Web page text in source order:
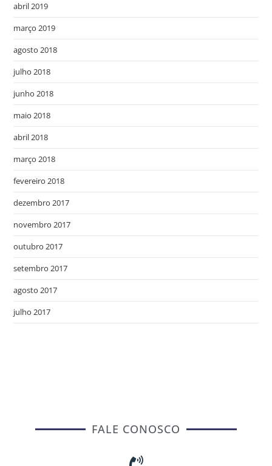
abril 2019
março 2019
agosto 2018
julho 2018
junho 2018
maio 2018
abril 2018
março 2018
fevereiro 2018
dezembro 2017
novembro 2017
outubro 2017
setembro 2017
agosto 2017
julho 2017
FALE CONOSCO